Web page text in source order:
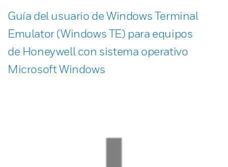
Guía del usuario de Windows Terminal
Emulator (Windows TE) para equipos
de Honeywell con sistema operativo
Microsoft Windows